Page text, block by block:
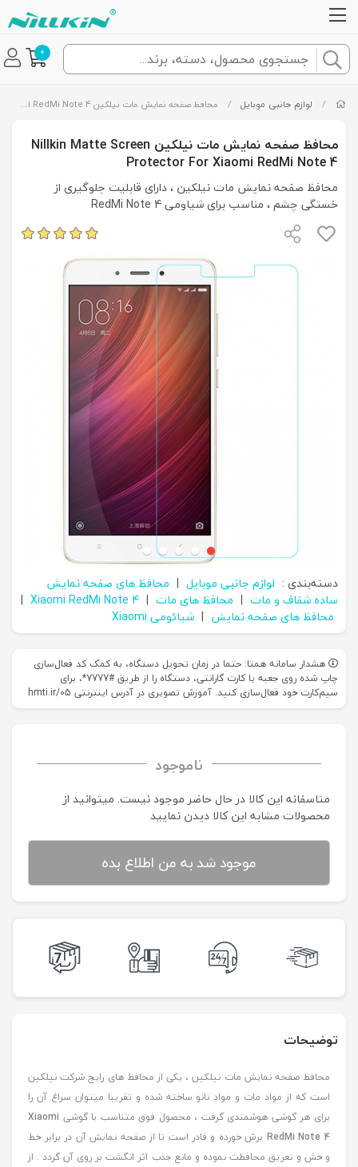
0
/ لوازم جانبی موبایل / محافظ صفحه نمایش مات نیلکین Nillkin Matte Screen Protector For Xiaomi RedMi Note 4
محافظ صفحه نمایش مات نیلکین Nillkin Matte Screen
Protector For Xiaomi RedMi Note 4
محافظ صفحه نمایش مات نیلکین ، دارای قابلیت جلوگیری از
خستگی چشم ، مناسب برای شیاومی RedMi Note 4
دسته‌بندی : لوازم جانبی موبایل | محافظ های صفحه نمایش
ساده شفاف و مات | محافظ های مات |
Xiaomi RedMi Note 4
|
محافظ های صفحه نمایش | شیائومی Xiaomi
هشدار سامانه همتا: حتما در زمان تحویل دستگاه، به کمک کد فعال‌سازی
چاپ شده روی جعبه یا کارت گارانتی، دستگاه را از طریق #7777*، برای
سیم‌کارت خود فعال‌سازی کنید. آموزش تصویری در آدرس اینترنتی hmti.ir/05
ناموجود
متاسفانه این کالا در حال حاضر موجود نیست. می‍توانید از
محصولات مشابه این کالا دیدن نمایید
موجود شد به من اطلاع بده
توضیحات
محافظ صفحه نمایش مات نیلکین ، یکی از محافظ های رایج شرکت نیلکین
است که از مواد مات و مواد نانو ساخته شده و تقریبا میتوان سراغ آن را
برای هر گوشی هوشمندی گرفت ، محصول فوق متناسب با گوشی Xiaomi
RedMi Note 4 برش خورده و قادر است تا از صفحه نمایش آن در برابر خط
و خش و تعریق محافظت نموده و مانع جذب اثر انگشت بر روی آن گردد . از